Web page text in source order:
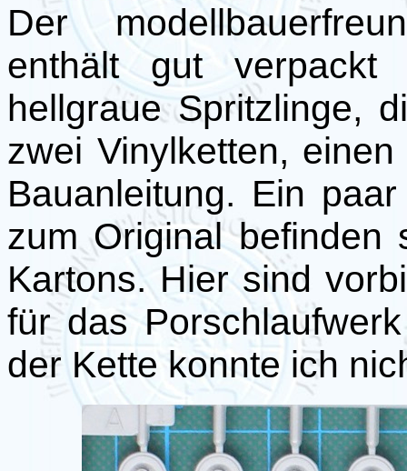
Der
enthält gut verpackt
hellgraue Spritzlinge,
zwei Vinylketten,
Bauanleitung. Ein
zum Original befinden
Kartons. Hier sind
für das
der Kette konnte ich